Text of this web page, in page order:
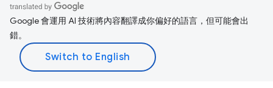
Google 會運用 AI 技術將內容翻譯成你偏好的語言，但可能會出
錯。